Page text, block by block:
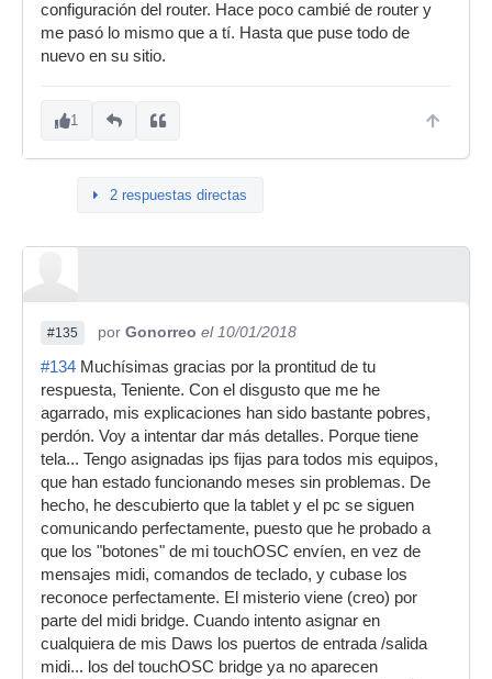
configuración del router. Hace poco cambié de router y
me pasó lo mismo que a tí. Hasta que puse todo de
nuevo en su sitio.
1
2 respuestas directas
#135 por Gonorreo el 10/01/2018
#134 Muchísimas gracias por la prontitud de tu
respuesta, Teniente. Con el disgusto que me he
agarrado, mis explicaciones han sido bastante pobres,
perdón. Voy a intentar dar más detalles. Porque tiene
tela... Tengo asignadas ips fijas para todos mis equipos,
que han estado funcionando meses sin problemas. De
hecho, he descubierto que la tablet y el pc se siguen
comunicando perfectamente, puesto que he probado a
que los "botones" de mi touchOSC envíen, en vez de
mensajes midi, comandos de teclado, y cubase los
reconoce perfectamente. El misterio viene (creo) por
parte del midi bridge. Cuando intento asignar en
cualquiera de mis Daws los puertos de entrada /salida
midi... los del touchOSC bridge ya no aparecen